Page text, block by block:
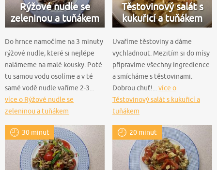
Rýžové nudle se
zeleninou a tuňákem
Do hrnce namočíme na 3 minuty
rýžové nudle, které si nejlépe
nalámeme na malé kousky. Poté
tu samou vodu osolíme a v té
samé vodě nudle vaříme 2-3...
více o Rýžové nudle se
zeleninou a tuňákem
Těstovinový salát s
kukuřicí a tuňákem
Uvaříme těstoviny a dáme
vychladnout. Mezitím si do mísy
připravíme všechny ingredience
a smícháme s těstovinami.
Dobrou chuť!... více o
Těstovinový salát s kukuřicí a
tuňákem
30 minut 20 minut